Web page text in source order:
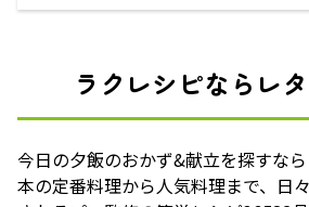
ラクレシピならレ
今日の夕飯のおかず&献立を探すな
本の定番料理から人気料理まで、日